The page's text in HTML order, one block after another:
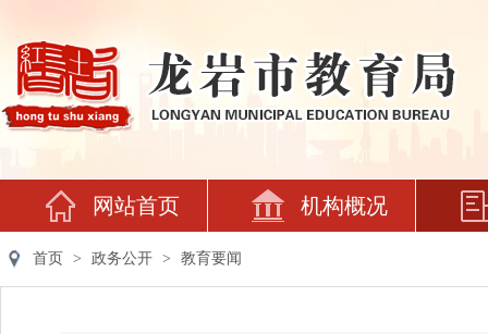
网站首页 机构概况
首页 > 政务公开 > 教育要闻